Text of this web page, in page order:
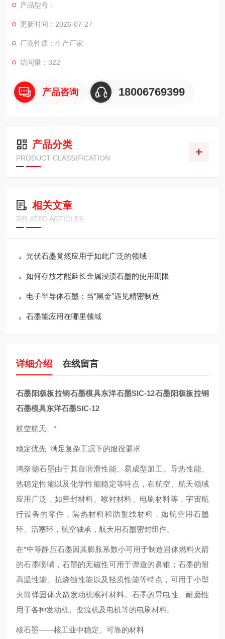
产品型号：
更新时间：2026-07-27
厂商性质：生产厂家
访问量：322
产品咨询 18006769399
产品分类
PRODUCT CLASSIFICATION
相关文章
RELATED ARTICLES
光伏石墨竟然应用于如此广泛的领域
如何存放才能延长金属浸渍石墨的使用期限
电子半导体石墨：当“黑金”遇见精密制造
石墨能应用在哪里领域
详细介绍 在线留言
石墨阳极板拉铜石墨模具东洋石墨SIC-12石墨阳极板拉铜
石墨模具东洋石墨SIC-12
航空航天、*
稳定优先 满足复杂工况下的服役要求
鸿奈德石墨由于其自润滑性能、易成型加工、导热性能、
热稳定性能以及化学性能稳定等特点，在航空、航天领域
应用广泛，如密封材料、喉衬材料、电刷材料等，宇宙航
行设备的零件，隔热材料和防射线材料，如航空用石墨
环、活塞环，航空轴承，航天用石墨密封组件。
在*中等静压石墨因其膨胀系数小可用于制造固体燃料火箭
的石墨喷嘴，石墨的无磁性可用于弹道的鼻锥；石墨的耐
高温性能、抗烧蚀性能以及轻质性能等特点，可用于小型
火箭弹固体火箭发动机喉衬材料。石墨的导电性、耐磨性
用于各种发动机、变流机及电机等的电刷材料。
核石墨——核工业中稳定、可靠的材料